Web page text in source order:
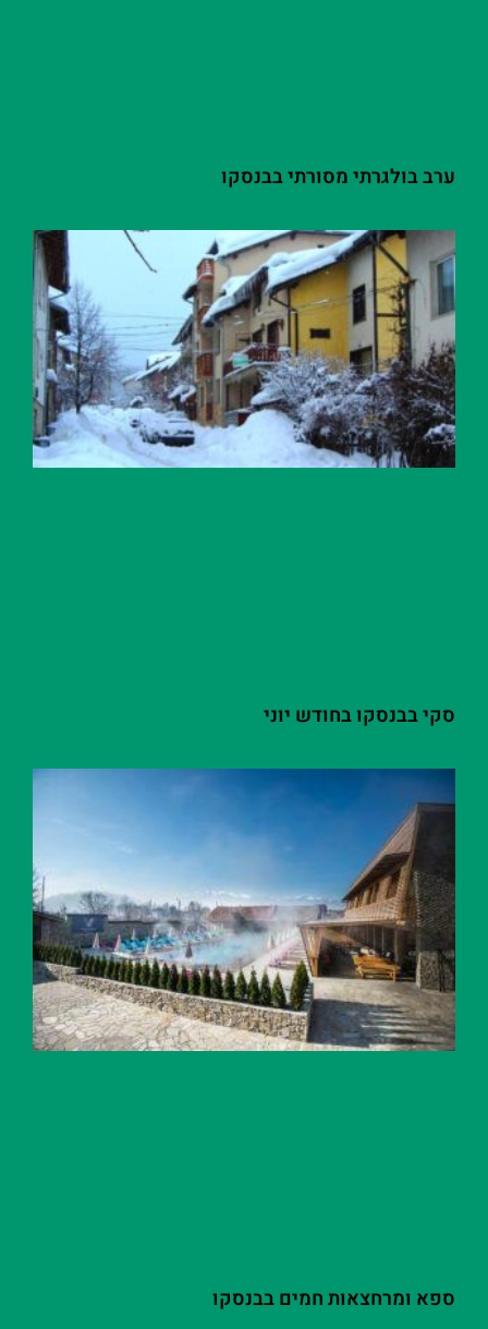
ערב בולגרתי מסורתי בבנסקו
סקי בבנסקו בחודש יוני
ספא ומרחצאות חמים בבנסקו